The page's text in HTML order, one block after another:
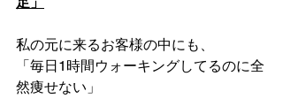
私の元に来るお客様の中にも、
「毎日1時間ウォーキングしてるのに全
然痩せない」